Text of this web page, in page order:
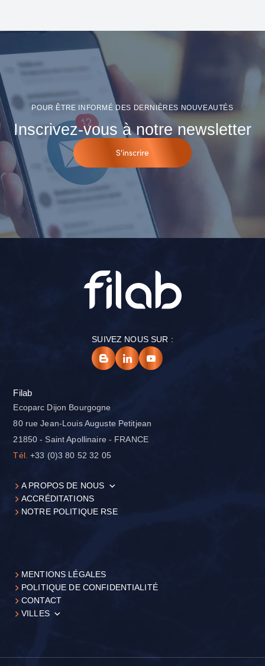
POUR ÊTRE INFORMÉ DES DERNIÈRES NOUVEAUTÉS
Inscrivez-vous à notre newsletter
S'inscrire
SUIVEZ NOUS SUR :
Filab
Ecoparc Dijon Bourgogne
80 rue Jean-Louis Auguste Petitjean
21850 - Saint Apollinaire - FRANCE
Tél. +33 (0)3 80 52 32 05
A PROPOS DE NOUS
ACCRÉDITATIONS
NOTRE POLITIQUE RSE
MENTIONS LÉGALES
POLITIQUE DE CONFIDENTIALITÉ
CONTACT
VILLES